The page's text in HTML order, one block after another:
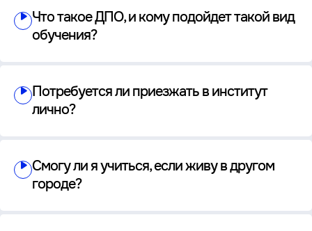
Что такое ДПО, и кому подойдет такой вид
обучения?
Потребуется ли приезжать в институт
лично?
Смогу ли я учиться, если живу в другом
городе?